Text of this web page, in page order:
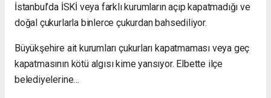
İstanbul’da İSKİ veya farklı kurumların açıp kapatmadığı ve
doğal çukurlarla binlerce çukurdan bahsediliyor.
Büyükşehire ait kurumları çukurları kapatmaması veya geç
kapatmasının kötü algısı kime yansıyor. Elbette ilçe
belediyelerine…